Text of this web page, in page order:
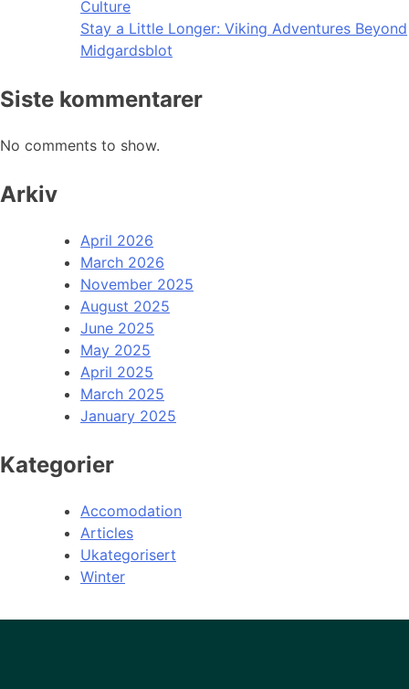
Culture
Stay a Little Longer: Viking Adventures Beyond
Midgardsblot
Siste kommentarer
No comments to show.
Arkiv
April 2026
March 2026
November 2025
August 2025
June 2025
May 2025
April 2025
March 2025
January 2025
Kategorier
Accomodation
Articles
Ukategorisert
Winter